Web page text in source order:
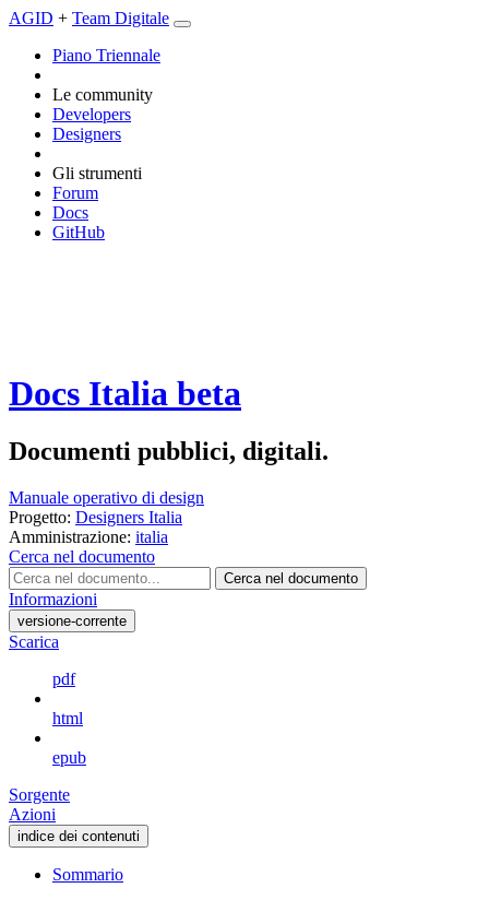
AGID + Team Digitale
Piano Triennale
Le community
Developers
Designers
Gli strumenti
Forum
Docs
GitHub
Docs Italia beta
Documenti pubblici, digitali.
Manuale operativo di design
Progetto: Designers Italia
Amministrazione: italia
Cerca nel documento
Cerca nel documento
Informazioni
versione-corrente
Scarica
pdf
html
epub
Sorgente
Azioni
indice dei contenuti
Sommario